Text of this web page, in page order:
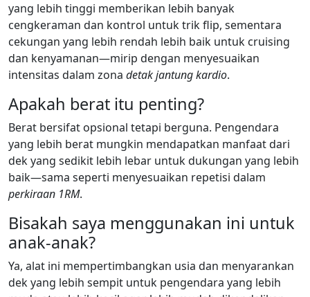
yang lebih tinggi memberikan lebih banyak
cengkeraman dan kontrol untuk trik flip, sementara
cekungan yang lebih rendah lebih baik untuk cruising
dan kenyamanan—mirip dengan menyesuaikan
intensitas dalam zona detak jantung kardio.
Apakah berat itu penting?
Berat bersifat opsional tetapi berguna. Pengendara
yang lebih berat mungkin mendapatkan manfaat dari
dek yang sedikit lebih lebar untuk dukungan yang lebih
baik—sama seperti menyesuaikan repetisi dalam
perkiraan 1RM.
Bisakah saya menggunakan ini untuk
anak-anak?
Ya, alat ini mempertimbangkan usia dan menyarankan
dek yang lebih sempit untuk pengendara yang lebih